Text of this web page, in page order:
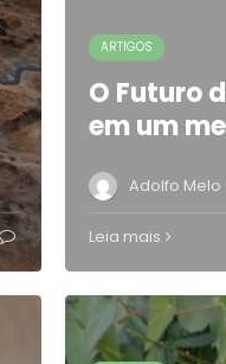
ARTIGOS
O Futuro
em um
Adolfo Melo
Leia mais